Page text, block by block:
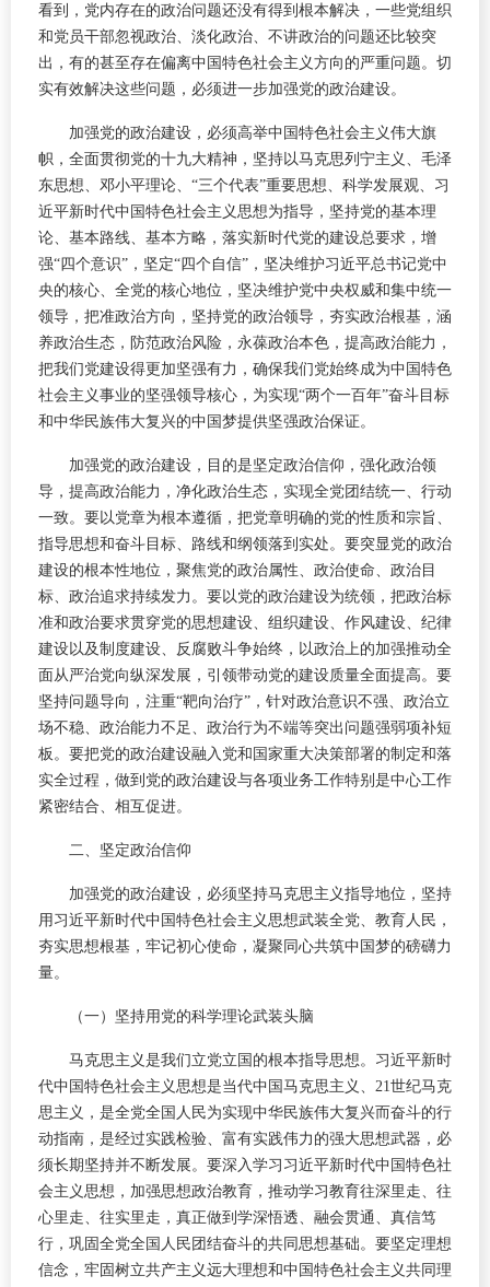
看到，党内存在的政治问题还没有得到根本解决，一些党组织
和党员干部忽视政治、淡化政治、不讲政治的问题还比较突
出，有的甚至存在偏离中国特色社会主义方向的严重问题。切
实有效解决这些问题，必须进一步加强党的政治建设。
加强党的政治建设，必须高举中国特色社会主义伟大旗
帜，全面贯彻党的十九大精神，坚持以马克思列宁主义、毛泽
东思想、邓小平理论、“三个代表”重要思想、科学发展观、习
近平新时代中国特色社会主义思想为指导，坚持党的基本理
论、基本路线、基本方略，落实新时代党的建设总要求，增
强“四个意识”，坚定“四个自信”，坚决维护习近平总书记党中
央的核心、全党的核心地位，坚决维护党中央权威和集中统一
领导，把准政治方向，坚持党的政治领导，夯实政治根基，涵
养政治生态，防范政治风险，永葆政治本色，提高政治能力，
把我们党建设得更加坚强有力，确保我们党始终成为中国特色
社会主义事业的坚强领导核心，为实现“两个一百年”奋斗目标
和中华民族伟大复兴的中国梦提供坚强政治保证。
加强党的政治建设，目的是坚定政治信仰，强化政治领
导，提高政治能力，净化政治生态，实现全党团结统一、行动
一致。要以党章为根本遵循，把党章明确的党的性质和宗旨、
指导思想和奋斗目标、路线和纲领落到实处。要突显党的政治
建设的根本性地位，聚焦党的政治属性、政治使命、政治目
标、政治追求持续发力。要以党的政治建设为统领，把政治标
准和政治要求贯穿党的思想建设、组织建设、作风建设、纪律
建设以及制度建设、反腐败斗争始终，以政治上的加强推动全
面从严治党向纵深发展，引领带动党的建设质量全面提高。要
坚持问题导向，注重“靶向治疗”，针对政治意识不强、政治立
场不稳、政治能力不足、政治行为不端等突出问题强弱项补短
板。要把党的政治建设融入党和国家重大决策部署的制定和落
实全过程，做到党的政治建设与各项业务工作特别是中心工作
紧密结合、相互促进。
二、坚定政治信仰
加强党的政治建设，必须坚持马克思主义指导地位，坚持
用习近平新时代中国特色社会主义思想武装全党、教育人民，
夯实思想根基，牢记初心使命，凝聚同心共筑中国梦的磅礴力
量。
（一）坚持用党的科学理论武装头脑
马克思主义是我们立党立国的根本指导思想。习近平新时
代中国特色社会主义思想是当代中国马克思主义、21世纪马克
思主义，是全党全国人民为实现中华民族伟大复兴而奋斗的行
动指南，是经过实践检验、富有实践伟力的强大思想武器，必
须长期坚持并不断发展。要深入学习习近平新时代中国特色社
会主义思想，加强思想政治教育，推动学习教育往深里走、往
心里走、往实里走，真正做到学深悟透、融会贯通、真信笃
行，巩固全党全国人民团结奋斗的共同思想基础。要坚定理想
信念，牢固树立共产主义远大理想和中国特色社会主义共同理